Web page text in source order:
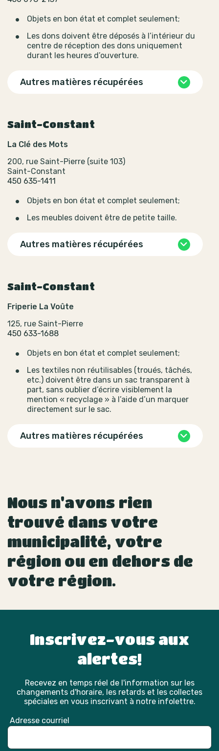
Objets en bon état et complet seulement;
Les dons doivent être déposés à l’intérieur du
centre de réception des dons uniquement
durant les heures d’ouverture.
Autres matières récupérées
Saint-Constant
La Clé des Mots
200, rue Saint-Pierre (suite 103)
Saint-Constant
450 635-1411
Objets en bon état et complet seulement;
Les meubles doivent être de petite taille.
Autres matières récupérées
Saint-Constant
Friperie La Voûte
125, rue Saint-Pierre
450 633-1688
Objets en bon état et complet seulement;
Les textiles non réutilisables (troués, tâchés,
etc.) doivent être dans un sac transparent à
part, sans oublier d’écrire visiblement la
mention « recyclage » à l’aide d’un marquer
directement sur le sac.
Autres matières récupérées
Nous n'avons rien
trouvé dans votre
municipalité, votre
région ou en dehors de
votre région.
Inscrivez-vous aux
alertes!
Recevez en temps réel de l'information sur les
changements d'horaire, les retards et les collectes
spéciales en vous inscrivant à notre infolettre.
Adresse courriel